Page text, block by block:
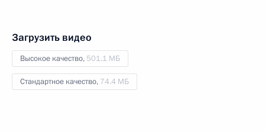
Загрузить видео
Высокое качество, 501.1 МБ
Стандартное качество, 74.4 МБ